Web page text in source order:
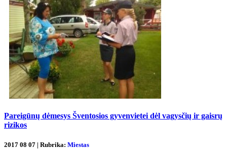
Pareigūnų dėmesys Šventosios gyvenvietei dėl vagysčių ir gaisrų
rizikos
2017 08 07 | Rubrika: Miestas